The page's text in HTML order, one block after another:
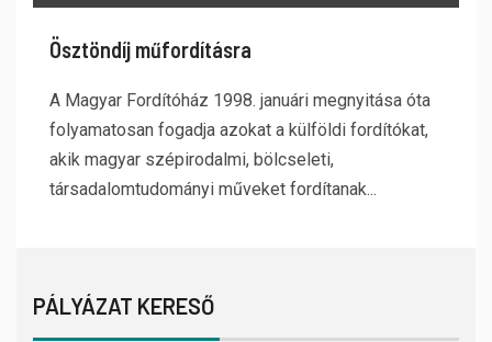
Ösztöndíj műfordításra
A Magyar Fordítóház 1998. januári megnyitása óta
folyamatosan fogadja azokat a külföldi fordítókat,
akik magyar szépirodalmi, bölcseleti,
társadalomtudományi műveket fordítanak...
PÁLYÁZAT KERESŐ